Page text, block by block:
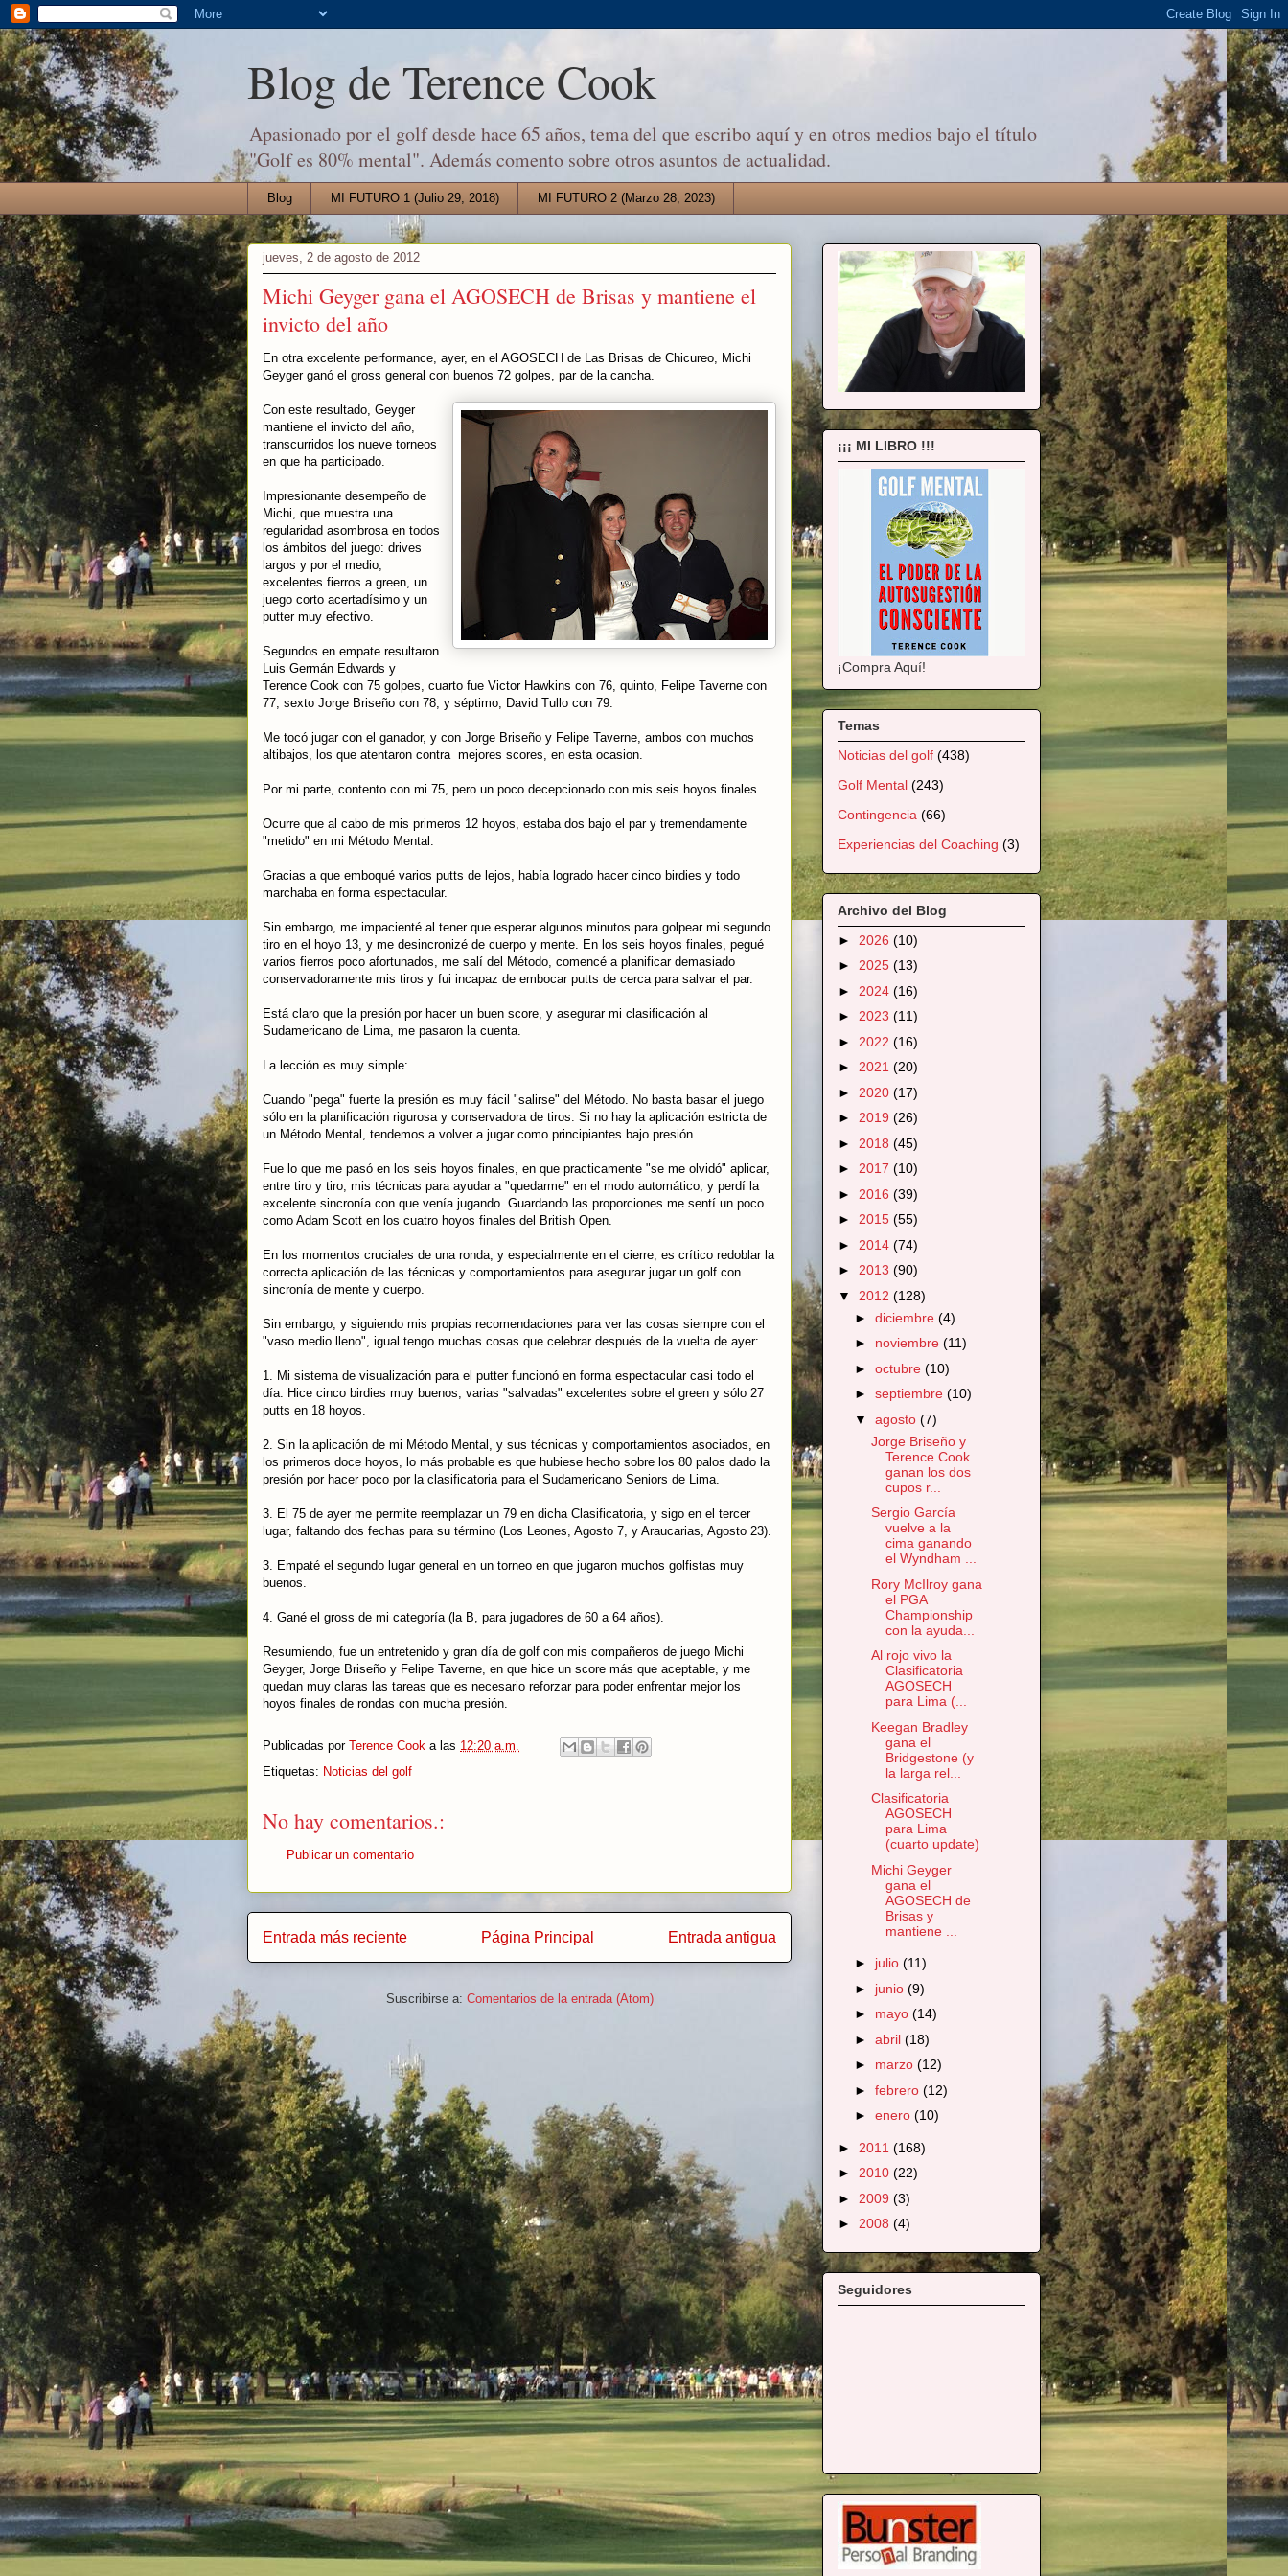
Blog de Terence Cook
Apasionado por el golf desde hace 65 años, tema del que escribo aquí y en otros medios bajo el título
"Golf es 80% mental". Además comento sobre otros asuntos de actualidad.
Blog MI FUTURO 1 (Julio 29, 2018) MI FUTURO 2 (Marzo 28, 2023)
jueves, 2 de agosto de 2012
Michi Geyger gana el AGOSECH de Brisas y mantiene el
invicto del año
En otra excelente performance, ayer, en el AGOSECH de Las Brisas de Chicureo, Michi
Geyger ganó el gross general con buenos 72 golpes, par de la cancha.
Con este resultado, Geyger
mantiene el invicto del año,
transcurridos los nueve torneos
en que ha participado.
Impresionante desempeño de
Michi, que muestra una
regularidad asombrosa en todos
los ámbitos del juego: drives
largos y por el medio,
excelentes fierros a green, un
juego corto acertadísimo y un
putter muy efectivo.
Segundos en empate resultaron
Luis Germán Edwards y
Terence Cook con 75 golpes, cuarto fue Victor Hawkins con 76, quinto, Felipe Taverne con
77, sexto Jorge Briseño con 78, y séptimo, David Tullo con 79.
Me tocó jugar con el ganador, y con Jorge Briseño y Felipe Taverne, ambos con muchos
altibajos, los que atentaron contra mejores scores, en esta ocasion.
Por mi parte, contento con mi 75, pero un poco decepcionado con mis seis hoyos finales.
Ocurre que al cabo de mis primeros 12 hoyos, estaba dos bajo el par y tremendamente
"metido" en mi Método Mental.
Gracias a que emboqué varios putts de lejos, había logrado hacer cinco birdies y todo
marchaba en forma espectacular.
Sin embargo, me impacienté al tener que esperar algunos minutos para golpear mi segundo
tiro en el hoyo 13, y me desincronizé de cuerpo y mente. En los seis hoyos finales, pegué
varios fierros poco afortunados, me salí del Método, comencé a planificar demasiado
conservadoramente mis tiros y fui incapaz de embocar putts de cerca para salvar el par.
Está claro que la presión por hacer un buen score, y asegurar mi clasificación al
Sudamericano de Lima, me pasaron la cuenta.
La lección es muy simple:
Cuando "pega" fuerte la presión es muy fácil "salirse" del Método. No basta basar el juego
sólo en la planificación rigurosa y conservadora de tiros. Si no hay la aplicación estricta de
un Método Mental, tendemos a volver a jugar como principiantes bajo presión.
Fue lo que me pasó en los seis hoyos finales, en que practicamente "se me olvidó" aplicar,
entre tiro y tiro, mis técnicas para ayudar a "quedarme" en el modo automático, y perdí la
excelente sincronía con que venía jugando. Guardando las proporciones me sentí un poco
como Adam Scott en los cuatro hoyos finales del British Open.
En los momentos cruciales de una ronda, y especialmente en el cierre, es crítico redoblar la
correcta aplicación de las técnicas y comportamientos para asegurar jugar un golf con
sincronía de mente y cuerpo.
Sin embargo, y siguiendo mis propias recomendaciones para ver las cosas siempre con el
"vaso medio lleno", igual tengo muchas cosas que celebrar después de la vuelta de ayer:
1. Mi sistema de visualización para el putter funcionó en forma espectacular casi todo el
día. Hice cinco birdies muy buenos, varias "salvadas" excelentes sobre el green y sólo 27
putts en 18 hoyos.
2. Sin la aplicación de mi Método Mental, y sus técnicas y comportamientos asociados, en
los primeros doce hoyos, lo más probable es que hubiese hecho sobre los 80 palos dado la
presión por hacer poco por la clasificatoria para el Sudamericano Seniors de Lima.
3. El 75 de ayer me permite reemplazar un 79 en dicha Clasificatoria, y sigo en el tercer
lugar, faltando dos fechas para su término (Los Leones, Agosto 7, y Araucarias, Agosto 23).
3. Empaté el segundo lugar general en un torneo en que jugaron muchos golfistas muy
buenos.
4. Gané el gross de mi categoría (la B, para jugadores de 60 a 64 años).
Resumiendo, fue un entretenido y gran día de golf con mis compañeros de juego Michi
Geyger, Jorge Briseño y Felipe Taverne, en que hice un score más que aceptable, y me
quedan muy claras las tareas que es necesario reforzar para poder enfrentar mejor los
hoyos finales de rondas con mucha presión.
Publicadas por Terence Cook a las 12:20 a.m.
Etiquetas: Noticias del golf
No hay comentarios.:
Publicar un comentario
Entrada más reciente Entrada antigua
Página Principal
Suscribirse a: Comentarios de la entrada (Atom)
¡¡¡ MI LIBRO !!!
¡Compra Aquí!
Temas
Noticias del golf (438)
Golf Mental (243)
Contingencia (66)
Experiencias del Coaching (3)
Archivo del Blog
► 2026 (10)
► 2025 (13)
► 2024 (16)
► 2023 (11)
► 2022 (16)
► 2021 (20)
► 2020 (17)
► 2019 (26)
► 2018 (45)
► 2017 (10)
► 2016 (39)
► 2015 (55)
► 2014 (74)
► 2013 (90)
▼ 2012 (128)
► diciembre (4)
► noviembre (11)
► octubre (10)
► septiembre (10)
▼ agosto (7)
Jorge Briseño y
Terence Cook
ganan los dos
cupos r...
Sergio García
vuelve a la
cima ganando
el Wyndham ...
Rory McIlroy gana
el PGA
Championship
con la ayuda...
Al rojo vivo la
Clasificatoria
AGOSECH
para Lima (...
Keegan Bradley
gana el
Bridgestone (y
la larga rel...
Clasificatoria
AGOSECH
para Lima
(cuarto update)
Michi Geyger
gana el
AGOSECH de
Brisas y
mantiene ...
► julio (11)
► junio (9)
► mayo (14)
► abril (18)
► marzo (12)
► febrero (12)
► enero (10)
► 2011 (168)
► 2010 (22)
► 2009 (3)
► 2008 (4)
Seguidores